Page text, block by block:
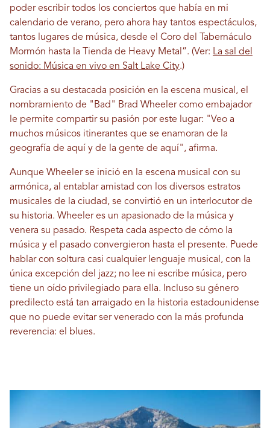
poder escribir todos los conciertos que había en mi
calendario de verano, pero ahora hay tantos espectáculos,
tantos lugares de música, desde el Coro del Tabernáculo
Mormón hasta la Tienda de Heavy Metal”. (Ver: La sal del
sonido: Música en vivo en Salt Lake City.)
Gracias a su destacada posición en la escena musical, el
nombramiento de "Bad" Brad Wheeler como embajador
le permite compartir su pasión por este lugar: "Veo a
muchos músicos itinerantes que se enamoran de la
geografía de aquí y de la gente de aquí", afirma.
Aunque Wheeler se inició en la escena musical con su
armónica, al entablar amistad con los diversos estratos
musicales de la ciudad, se convirtió en un interlocutor de
su historia. Wheeler es un apasionado de la música y
venera su pasado. Respeta cada aspecto de cómo la
música y el pasado convergieron hasta el presente. Puede
hablar con soltura casi cualquier lenguaje musical, con la
única excepción del jazz; no lee ni escribe música, pero
tiene un oído privilegiado para ella. Incluso su género
predilecto está tan arraigado en la historia estadounidense
que no puede evitar ser venerado con la más profunda
reverencia: el blues.